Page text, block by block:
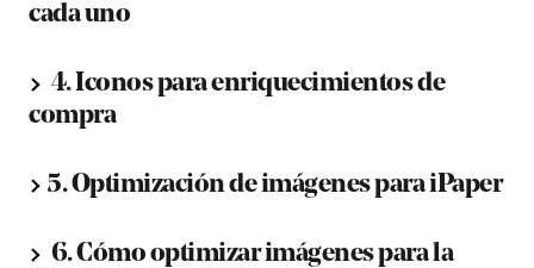
cada uno
4. Iconos para enriquecimientos de
compra
5. Optimización de imágenes para iPaper
6. Cómo optimizar imágenes para la